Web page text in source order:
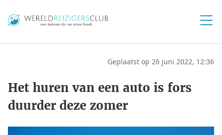
Geplaatst op 26 juni 2022, 12:36
Het huren van een auto is fors
duurder deze zomer